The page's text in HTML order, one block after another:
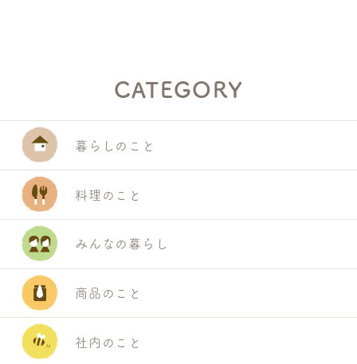
CATEGORY
暮らしのこと
料理のこと
みんなの暮らし
商品のこと
社内のこと